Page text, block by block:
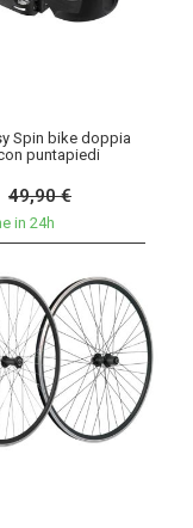
Spin bike doppia
puntapiedi
49,90 €
in 24h